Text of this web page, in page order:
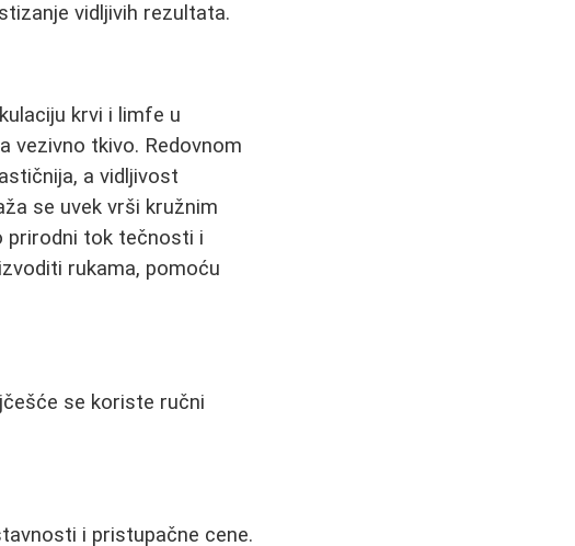
vidljivih rezultata.
krvi i limfe u
vezivno tkivo. Redovnom
a vidljivost
se uvek vrši kružnim
prirodni tok tečnosti i
rukama, pomoću
se koriste ručni
i pristupačne cene.